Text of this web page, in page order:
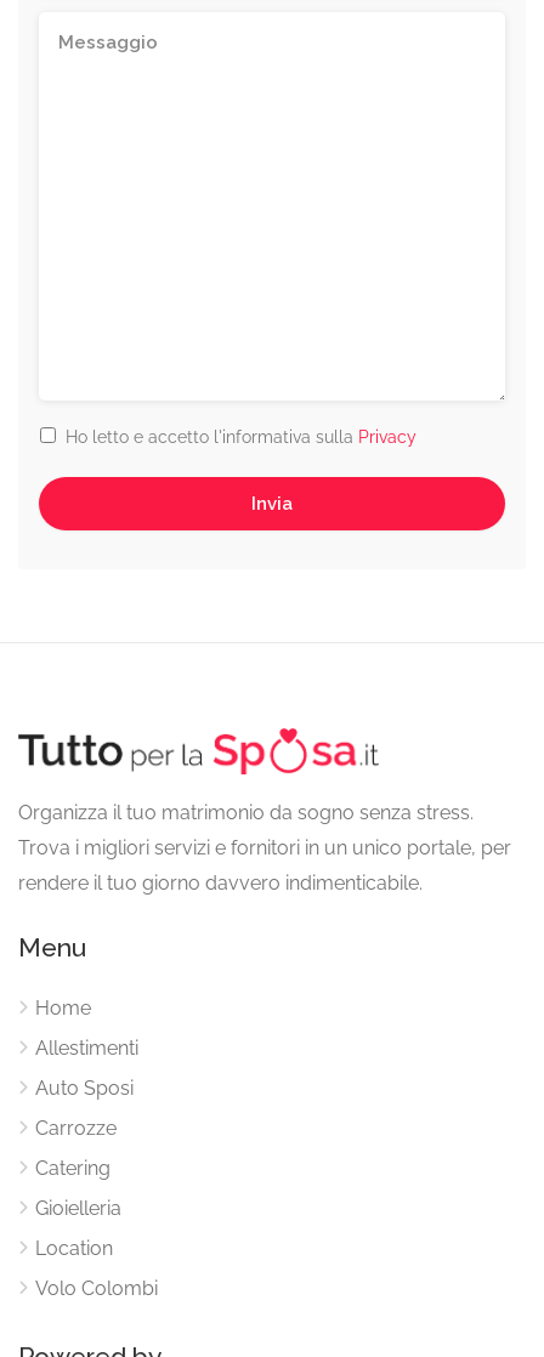
Ho letto e accetto l'informativa sulla Privacy
Organizza il tuo matrimonio da sogno senza stress.
Trova i migliori servizi e fornitori in un unico portale, per
rendere il tuo giorno davvero indimenticabile.
Menu
Home
Allestimenti
Auto Sposi
Carrozze
Catering
Gioielleria
Location
Volo Colombi